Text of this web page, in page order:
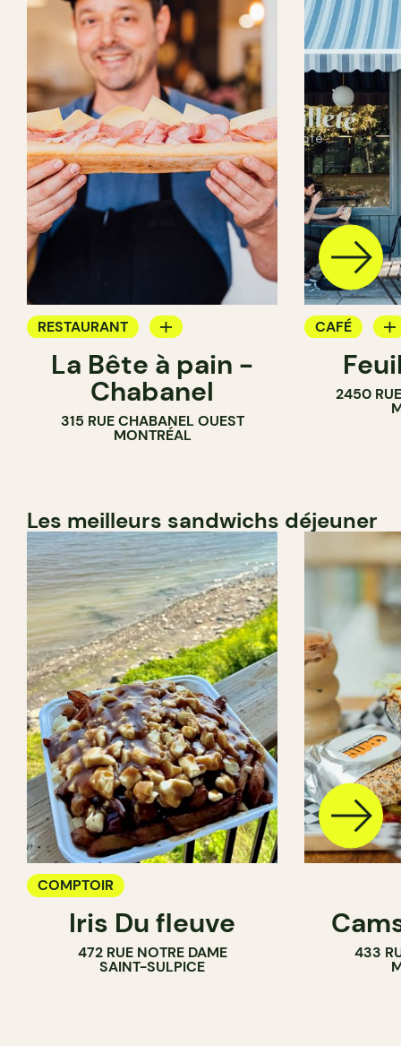
RESTAURANT
CAFÉ
PÂTISSERIE
BOULANGERIE
La Bête à pain -
Chabanel
315 RUE CHABANEL OUEST
MONTRÉAL
CAFÉ
PÂTISSERIE
2450
Les meilleurs sandwichs déjeuner
COMPTOIR
Iris Du fleuve
472 RUE NOTRE DAME
SAINT-SULPICE
433